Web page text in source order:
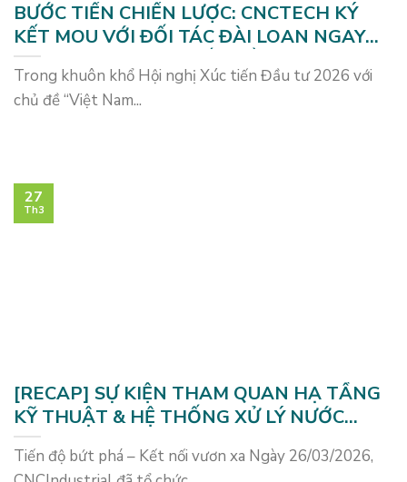
BƯỚC TIẾN CHIẾN LƯỢC: CNCTECH KÝ
KẾT MOU VỚI ĐỐI TÁC ĐÀI LOAN NGAY
TẠI HỘI NGHỊ XÚC TIẾN ĐẦU TƯ 2026
Trong khuôn khổ Hội nghị Xúc tiến Đầu tư 2026 với
chủ đề “Việt Nam...
[RECAP] SỰ KIỆN THAM QUAN HẠ TẦNG
KỸ THUẬT & HỆ THỐNG XỬ LÝ NƯỚC
THẢI GIAI ĐOẠN 1 – NAM BÌNH XUYÊN
GREEN PARK
Tiến độ bứt phá – Kết nối vươn xa Ngày 26/03/2026,
27
Th3